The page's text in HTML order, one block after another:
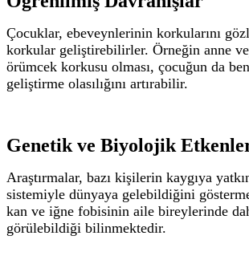
Çocuklar, ebeveynlerinin korkularını
korkular geliştirebilirler. Örneğin anne
örümcek korkusu olması, çocuğun da
geliştirme olasılığını artırabilir.
Genetik ve Biyolojik
Araştırmalar, bazı kişilerin kaygıya
sistemiyle dünyaya gelebildiğini
kan ve iğne fobisinin aile bireylerinde
görülebildiği bilinmektedir.